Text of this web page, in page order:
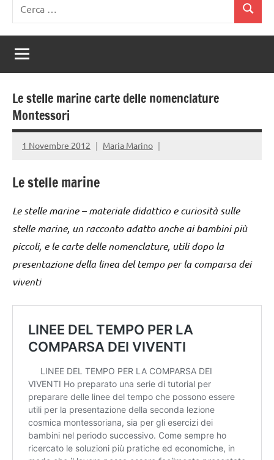
per:
Cerca
Le stelle marine carte delle nomenclature
Montessori
1 Novembre 2012 Maria Marino
Le stelle marine
Le stelle marine – materiale didattico e curiosità sulle
stelle marine, un racconto adatto anche ai bambini più
piccoli, e le carte delle nomenclature, utili dopo la
presentazione della linea del tempo per la comparsa dei
viventi